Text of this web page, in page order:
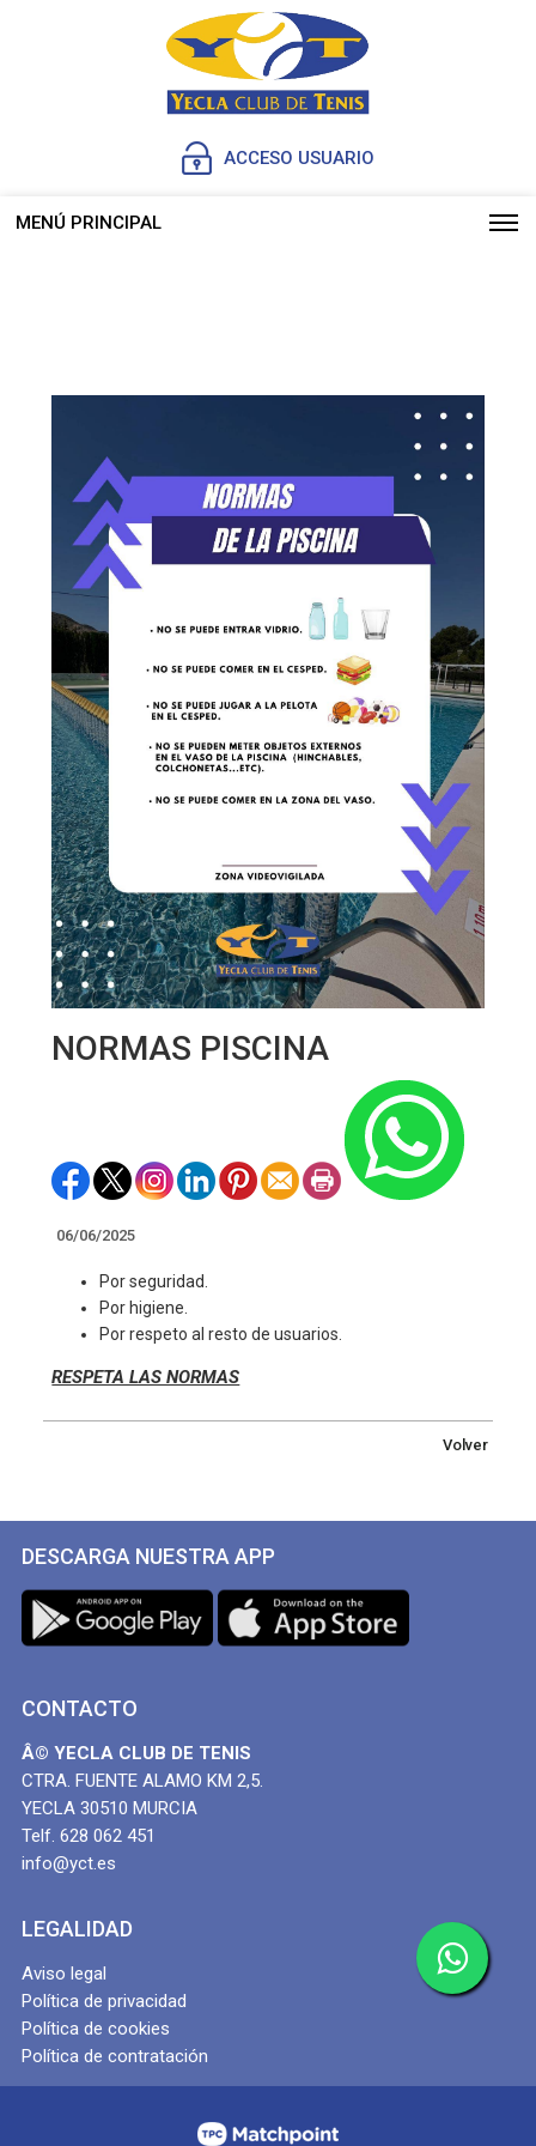
ACCESO USUARIO
MENÚ PRINCIPAL
NORMAS PISCINA
06/06/2025
Por seguridad.
Por higiene.
Por respeto al resto de usuarios.
RESPETA LAS NORMAS
Volver
DESCARGA NUESTRA APP
CONTACTO
Â© YECLA CLUB DE TENIS
CTRA. FUENTE ALAMO KM 2,5.
YECLA 30510 MURCIA
Telf. 628 062 451
info@yct.es
LEGALIDAD
Aviso legal
Política de privacidad
Política de cookies
Política de contratación